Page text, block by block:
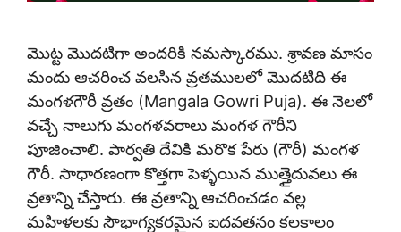
మొట్ట మొదటిగా అందరికి నమస్కారము. శ్రావణ మాసం
మందు ఆచరించ వలసిన వ్రతములలో మొదటిది ఈ
మంగళగౌరీ వ్రతం (Mangala Gowri Puja). ఈ నెలలో
వచ్చే నాలుగు మంగళవరాలు మంగళ గౌరీని
పూజించాలి. పార్వతి దేవికి మరొక పేరు (గౌరీ) మంగళ
గౌరీ. సాధారణంగా కొత్తగా పెళ్ళయిన ముత్తైదువలు ఈ
వ్రతాన్ని చేస్తారు. ఈ వ్రతాన్ని ఆచరించడం వల్ల
మహిళలకు సౌభాగ్యకరమైన ఐదవతనం కలకాలం